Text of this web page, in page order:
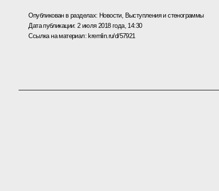
Опубликован в разделах: Новости, Выступления и стенограммы
Дата публикации: 2 июля 2018 года, 14:30
Ссылка на материал: kremlin.ru/d/57921